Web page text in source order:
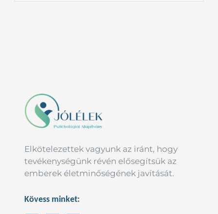
Elkötelezettek vagyunk az iránt, hogy
tevékenységünk révén elősegítsük az
emberek életminőségének javítását.
Kövess minket: